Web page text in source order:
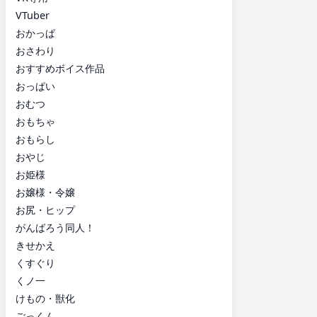
VTuber
おかっぱ
おさわり
おすすめボイス作品
おっぱい
おむつ
おもちゃ
おもらし
おやじ
お姫様
お嬢様・令嬢
お尻・ヒップ
がんばろう同人！
きせかえ
くすぐり
くノ一
けもの・獣化